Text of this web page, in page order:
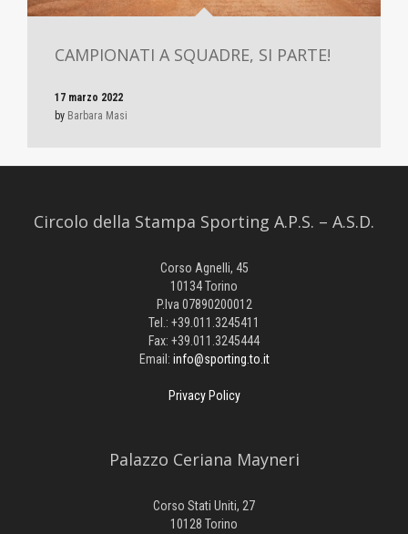
CAMPIONATI A SQUADRE, SI PARTE!
17 marzo 2022
by Barbara Masi
Circolo della Stampa Sporting A.P.S. – A.S.D.
Corso Agnelli, 45
10134 Torino
P.Iva 07890200012
Tel.: +39.011.3245411
Fax: +39.011.3245444
Email: info@sporting.to.it
Privacy Policy
Palazzo Ceriana Mayneri
Corso Stati Uniti, 27
10128 Torino